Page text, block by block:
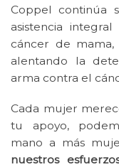
Coppel continúa
asistencia
cáncer de
alentando la
arma contra el
Cada mujer
tu apoyo,
mano a más
nuestros